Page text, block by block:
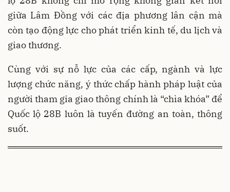
giữa Lâm Đồng với các địa phương lân cận mà
còn tạo động lực cho phát triển kinh tế, du lịch và
giao thương.
Cùng với sự nỗ lực của các cấp, ngành và lực
lượng chức năng, ý thức chấp hành pháp luật của
người tham gia giao thông chính là “chìa khóa” để
Quốc lộ 28B luôn là tuyến đường an toàn, thông
suốt.